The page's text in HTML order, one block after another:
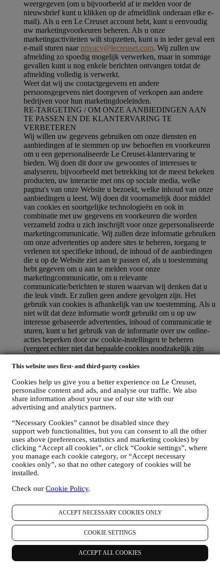
This website uses first- and third-party cookies
Cookies help us give you a better experience on Le Creuset,
personalise content and ads, and analyse our traffic. We also
share information about your use of our site with our
advertising and analytics partners.
“Necessary Cookies” cannot be disabled since they
support web functionalities, but you can consent to all the other
uses above (preferences, statistics and marketing cookies) by
clicking “Accept all cookies”, or click “Cookie settings”, where
you manage each cookie category, or “Accept necessary
cookies only”, so that no other category of cookies will be
installed.
Check our Cookie Policy.
ACCEPT NECESSARY COOKIES ONLY
COOKIE SETTINGS
ACCEPT ALL COOKIES
weergegeven (om u bijvoorbeeld af te melden voor de
nieuwsbrief kunt u klikken op de afmeldlink onderaan elke e-
mail). Als u een Le Creuset account hebt, kunt u eenvoudig
uw marketingvoorkeuren beheren. Als u onze
marketingactiviteiten wilt stopzetten, kunt u in ieder geval een
e-mail sturen naarprivacy@lecreuset.com. Wij zullen uw
afmelding zo spoedig mogelijk verwerken, maar in sommige
gevallen kunt u nog enkele berichten ontvangen totdat de
afmelding volledig is verwerkt.
Weet dat wij uw contactgegevens en andere
persoonsgegevens niet doorgeven of verkopen aan andere
bedrijven voor hun marketingdoeleinden.
RE-TARGETING / OM ONZE AANBIEDINGEN AAN
TE PASSEN EN DE KLANTERVARING TE
VERBETEREN
Wij willen uw gegevens gebruiken om onze diensten en
aanbiedingen af te stemmen op uw behoeften en voorkeuren
om u een gepersonaliseerde Le Creuset-klantervaring te
bieden. Wij doen dit door uw gewoontes of interesses te
analyseren, bijvoorbeeld met betrekking tot de meest bekeken
producten, uw interactie met ons op sociale media, welke
pagina's van onze Website u bezoekt, welke inhoud van onze
aanbiedingen u leest. Wij doen dit voornamelijk door middel
van cookies en soortgelijke technologieën en ook in
combinatie met uw gegevens en voorkeuren die worden
verzameld zodra u zich inschrijft voor onze gepersonaliseerde
marketingcommunicatie. Wij zullen deze informatie gebruiken
om onze advertenties op andere sites te beheren, toegang te
verlenen tot specifieke inhoud, de inhoud of de aanbiedingen
die u op de Website ziet aan te passen of, als u toestemming
hebt gegeven om u aan te melden voor onze
marketingcommunicatie, om u relevante
communicatie/berichten te sturen waarvan wij denken dat u
die leuk vindt. Er zullen geen andere gevolgen zijn. Het
gebruik van cookies is afhankelijk van uw toestemming. Als u
niet wilt dat deze informatie wordt gebruikt om u op uw
interesse gebaseerde advertenties, inhoud of communicatie te
sturen, kunt u het gebruik van de informatie over uw online-
acties beperken door uw cookie-instellingen te beheren
(vergeet echter niet dat bepaalde cookies noodzakelijk zijn
voor het gebruik van de Website). Let op: dit betekent niet dat
u geen advertenties, aanbiedingen of communicatie meer
communicatie ontvangen. Voor meer informatie over hoe wij
cookies gebruiken en hoe u ze kunt verwijderen, raadpleegt u
onsCookiebeleid,
PRODUCT REVIEW
Als u een van onze producten hebt gekocht, kunnen wij u een
e-mail sturen met de vraag om uw producten te beoordelen.
Wij zijn geïnteresseerd in productbeoordelingen van onze
klanten (als zij dergelijke informatie willen verstrekken) om
onze producten en diensten voortdurend te verbeteren. Aan
het einde van het aankoopproces kunnen wij u ook uitnodigen
om uw productbeoordeling te schrijven. De beoordeling is
WHATSAPP FOR BUSINESS
Business met klanten die daarom vragen, alleen om
ondersteuning te bieden en informatie over onze producten te
sturen. Dit kanaal is niet gericht op de verkoop van onze
producten. Er worden geen creditcardgegevens of andere
gevoelige informatie gevraagd via WhatsApp. U kunt meer te
weten komen over de voorwaarden en garanties van
WhatsApp voor de internationale overdracht van uw